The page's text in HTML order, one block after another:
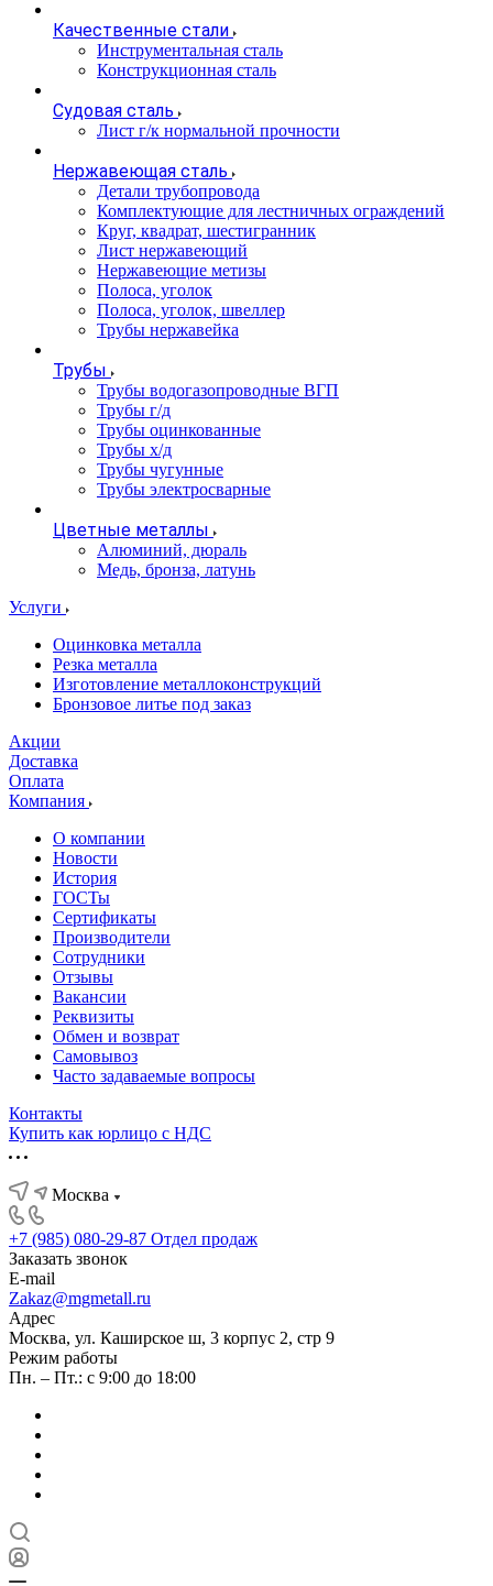
Качественные стали
Инструментальная сталь
Конструкционная сталь
Судовая сталь
Лист г/к нормальной прочности
Нержавеющая сталь
Детали трубопровода
Комплектующие для лестничных ограждений
Круг, квадрат, шестигранник
Лист нержавеющий
Нержавеющие метизы
Полоса, уголок
Полоса, уголок, швеллер
Трубы нержавейка
Трубы
Трубы водогазопроводные ВГП
Трубы г/д
Трубы оцинкованные
Трубы х/д
Трубы чугунные
Трубы электросварные
Цветные металлы
Алюминий, дюраль
Медь, бронза, латунь
Услуги
Оцинковка металла
Резка металла
Изготовление металлоконструкций
Бронзовое литье под заказ
Акции
Доставка
Оплата
Компания
О компании
Новости
История
ГОСТы
Сертификаты
Производители
Сотрудники
Отзывы
Вакансии
Реквизиты
Обмен и возврат
Самовывоз
Часто задаваемые вопросы
Контакты
Купить как юрлицо с НДС
Москва
+7 (985) 080-29-87 Отдел продаж
Заказать звонок
E-mail
Zakaz@mgmetall.ru
Адрес
Москва, ул. Каширское ш, 3 корпус 2, стр 9
Режим работы
Пн. – Пт.: с 9:00 до 18:00